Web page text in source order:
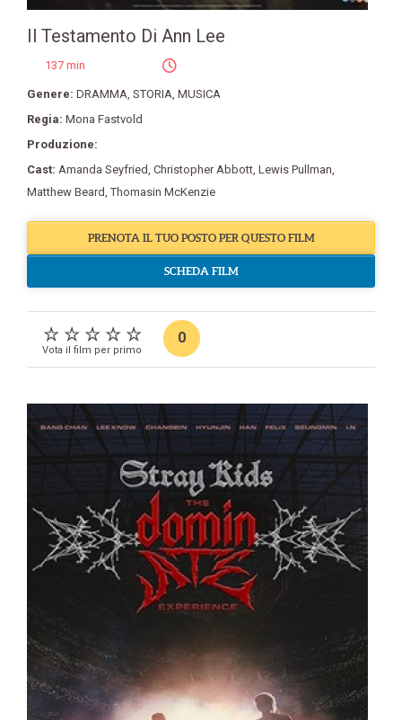
Il Testamento Di Ann Lee
137 min
Genere: DRAMMA, STORIA, MUSICA
Regia: Mona Fastvold
Produzione:
Cast: Amanda Seyfried, Christopher Abbott, Lewis Pullman,
Matthew Beard,Thomasin McKenzie
PRENOTA IL TUO POSTO PER QUESTO FILM
SCHEDA FILM
Vota il film per primo
0